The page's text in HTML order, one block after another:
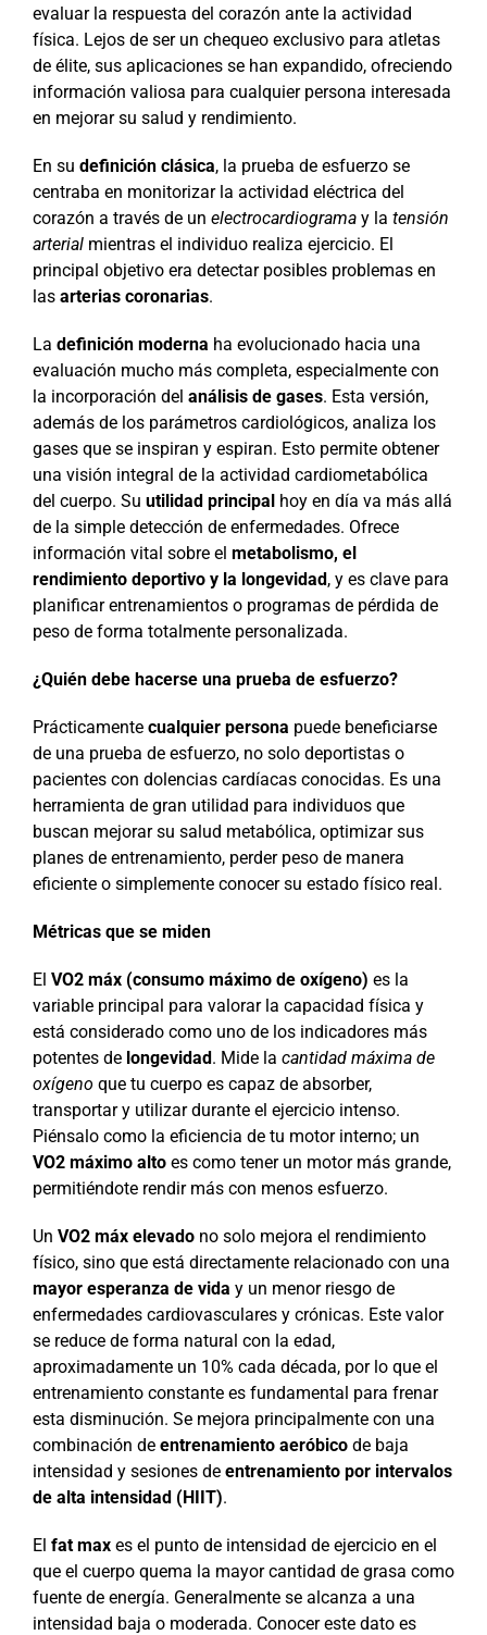
evaluar la respuesta del corazón ante la actividad
física. Lejos de ser un chequeo exclusivo para atletas
de élite, sus aplicaciones se han expandido, ofreciendo
información valiosa para cualquier persona interesada
en mejorar su salud y rendimiento.
En su definición clásica, la prueba de esfuerzo se
centraba en monitorizar la actividad eléctrica del
corazón a través de un electrocardiogramay la tensión
arterialmientras el individuo realiza ejercicio. El
principal objetivo era detectar posibles problemas en
las arterias coronarias.
La definición moderna ha evolucionado hacia una
evaluación mucho más completa, especialmente con
la incorporación del análisis de gases. Esta versión,
además de los parámetros cardiológicos, analiza los
gases que se inspiran y espiran. Esto permite obtener
una visión integral de la actividad cardiometabólica
del cuerpo. Su utilidad principalhoy en día va más allá
de la simple detección de enfermedades. Ofrece
información vital sobre el metabolismo, el
rendimiento deportivo y la longevidad, y es clave para
planificar entrenamientos o programas de pérdida de
peso de forma totalmente personalizada.
¿Quién debe hacerse una prueba de esfuerzo?
Prácticamente cualquier persona puede beneficiarse
de una prueba de esfuerzo, no solo deportistas o
pacientes con dolencias cardíacas conocidas. Es una
herramienta de gran utilidad para individuos que
buscan mejorar su salud metabólica, optimizar sus
planes de entrenamiento, perder peso de manera
eficiente o simplemente conocer su estado físico real.
Métricas que se miden
El VO2 máx (consumo máximo de oxígeno) es la
variable principal para valorar la capacidad física y
está considerado como uno de los indicadores más
potentes de longevidad. Mide la cantidad máxima de
oxígeno que tu cuerpo es capaz de absorber,
transportar y utilizar durante el ejercicio intenso.
Piénsalo como la eficiencia de tu motor interno; un
VO2 máximo altoes como tener un motor más grande,
permitiéndote rendir más con menos esfuerzo.
Un VO2 máx elevadono solo mejora el rendimiento
físico, sino que está directamente relacionado con una
mayor esperanza de vida y un menor riesgo de
enfermedades cardiovasculares y crónicas. Este valor
se reduce de forma natural con la edad,
aproximadamente un 10% cada década, por lo que el
entrenamiento constante es fundamental para frenar
esta disminución. Se mejora principalmente con una
combinación de entrenamiento aeróbicode baja
intensidad y sesiones de entrenamiento por intervalos
de alta intensidad (HIIT).
El fat maxes el punto de intensidad de ejercicio en el
que el cuerpo quema la mayor cantidad de grasa como
fuente de energía. Generalmente se alcanza a una
intensidad baja o moderada. Conocer este dato es